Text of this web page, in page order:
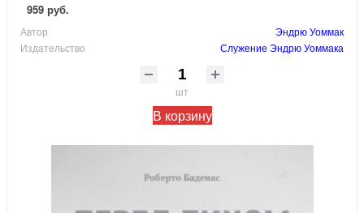
959 руб.
Автор
Эндрю Уоммак
Издательство
Служение Эндрю Уоммака
шт
В корзину